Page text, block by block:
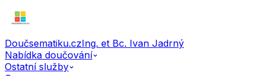
Doučsematiku.czIng. et Bc. Ivan Jadrný
Nabídka doučování
Ostatní služby